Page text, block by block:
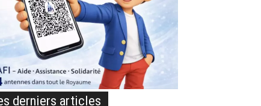
derniers articles